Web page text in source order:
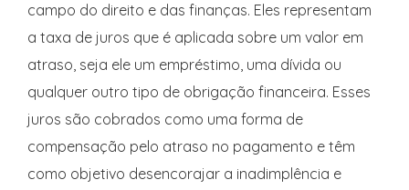
campo do direito e das finanças. Eles representam
a taxa de juros que é aplicada sobre um valor em
atraso, seja ele um empréstimo, uma dívida ou
qualquer outro tipo de obrigação financeira. Esses
juros são cobrados como uma forma de
compensação pelo atraso no pagamento e têm
como objetivo desencorajar a inadimplência e